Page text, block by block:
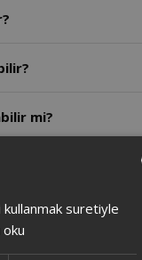
mi?
TURKISH
kullanmak suretiyle
oku